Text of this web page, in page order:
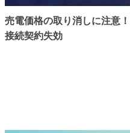
売電価格の取り消しに注意
接続契約失効